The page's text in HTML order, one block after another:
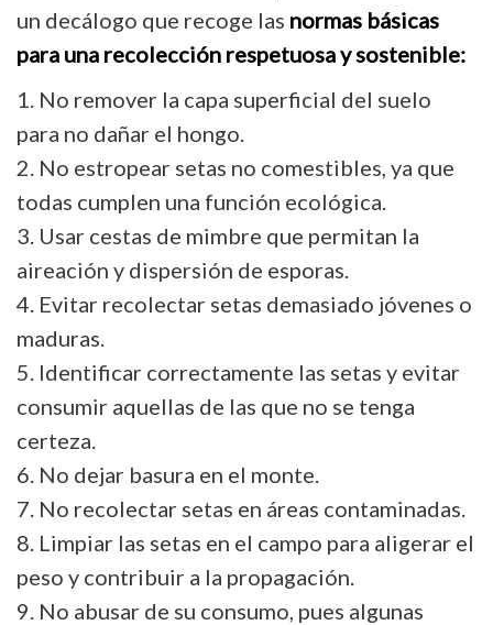
un decálogo que recoge las normas básicas
para una recolección respetuosa y sostenible:
1. No remover la capa superficial del suelo
para no dañar el hongo.
2. No estropear setas no comestibles, ya que
todas cumplen una función ecológica.
3. Usar cestas de mimbre que permitan la
aireación y dispersión de esporas.
4. Evitar recolectar setas demasiado jóvenes o
maduras.
5. Identificar correctamente las setas y evitar
consumir aquellas de las que no se tenga
certeza.
6. No dejar basura en el monte.
7. No recolectar setas en áreas contaminadas.
8. Limpiar las setas en el campo para aligerar el
peso y contribuir a la propagación.
9. No abusar de su consumo, pues algunas